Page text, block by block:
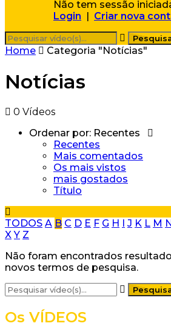
Não tem sessão
Login
Criar nova
Home Categoria "Notícias"
Notícias
0 Vídeos
Ordenar por: Recentes
Recentes
Mais comentados
Os mais vistos
mais gostados
Título
TODOS A B C D E F G H J K L M N
X Y Z
Não foram encontrados
novos termos de pesquisa.
Os VÍDEOS